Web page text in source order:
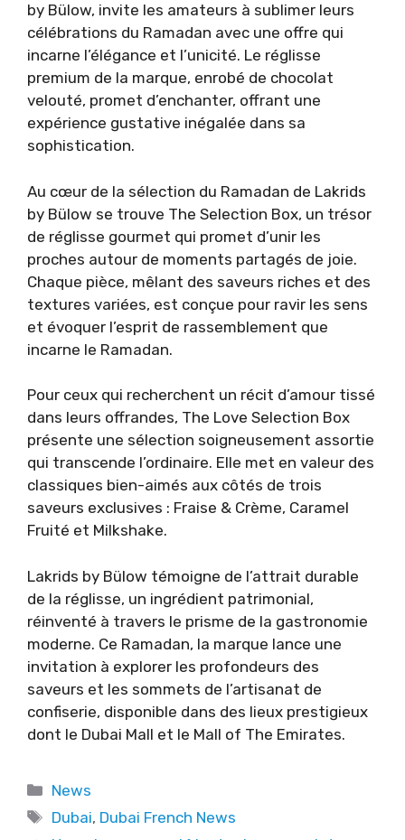
by Bülow, invite les amateurs à sublimer leurs
célébrations du Ramadan avec une offre qui
incarne l’élégance et l’unicité. Le réglisse
premium de la marque, enrobé de chocolat
velouté, promet d’enchanter, offrant une
expérience gustative inégalée dans sa
sophistication.
Au cœur de la sélection du Ramadan de Lakrids
by Bülow se trouve The Selection Box, un trésor
de réglisse gourmet qui promet d’unir les
proches autour de moments partagés de joie.
Chaque pièce, mêlant des saveurs riches et des
textures variées, est conçue pour ravir les sens
et évoquer l’esprit de rassemblement que
incarne le Ramadan.
Pour ceux qui recherchent un récit d’amour tissé
dans leurs offrandes, The Love Selection Box
présente une sélection soigneusement assortie
qui transcende l’ordinaire. Elle met en valeur des
classiques bien-aimés aux côtés de trois
saveurs exclusives : Fraise & Crème, Caramel
Fruité et Milkshake.
Lakrids by Bülow témoigne de l’attrait durable
de la réglisse, un ingrédient patrimonial,
réinventé à travers le prisme de la gastronomie
moderne. Ce Ramadan, la marque lance une
invitation à explorer les profondeurs des
saveurs et les sommets de l’artisanat de
confiserie, disponible dans des lieux prestigieux
dont le Dubai Mall et le Mall of The Emirates.
Categories
News
Tags
Dubai, Dubai French News